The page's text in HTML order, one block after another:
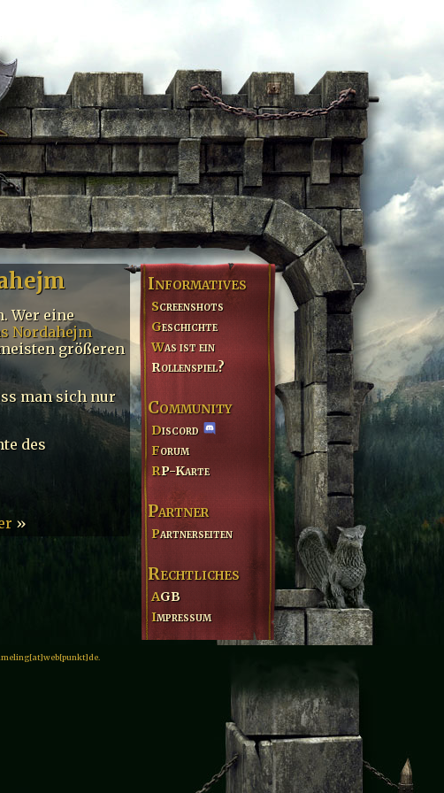
Wer eine
Nordahejm
größeren
man sich nur
des
»
Informatives
Screenshots
Geschichte
Was ist ein
Rollenspiel?
Community
Discord
Forum
RP-Karte
Partner
Partnerseiten
Rechtliches
AGB
Impressum